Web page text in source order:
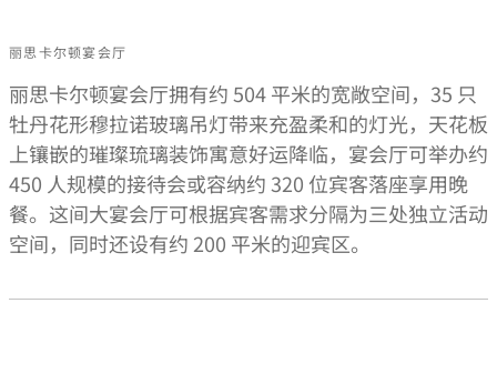
丽思卡尔顿宴会厅
丽思卡尔顿宴会厅拥有约 504 平米的宽敞空间，35 只
牡丹花形穆拉诺玻璃吊灯带来充盈柔和的灯光，天花板
上镶嵌的璀璨琉璃装饰寓意好运降临，宴会厅可举办约
450 人规模的接待会或容纳约 320 位宾客落座享用晚
餐。这间大宴会厅可根据宾客需求分隔为三处独立活动
空间，同时还设有约 200 平米的迎宾区。